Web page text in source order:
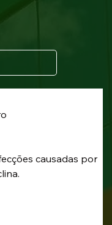
causadas por